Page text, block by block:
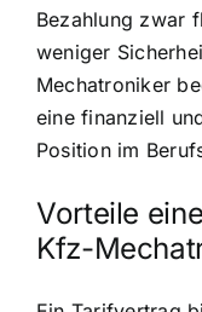
Bezahlung zwar
weniger
Mechatroniker
eine finanziell
Position im
Vorteile
Kfz-